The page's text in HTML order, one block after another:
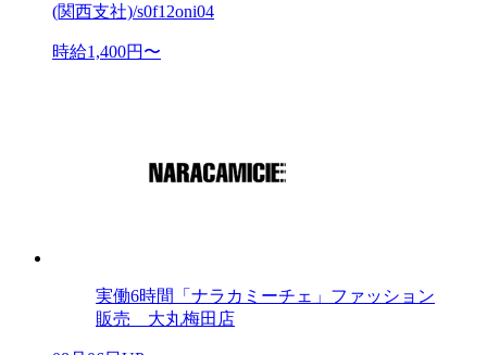
(関西支社)/s0f12oni04
時給1,400円〜
実働6時間「ナラカミーチェ」ファッション
販売 大丸梅田店